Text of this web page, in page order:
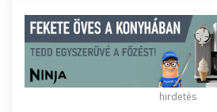
hirdetés